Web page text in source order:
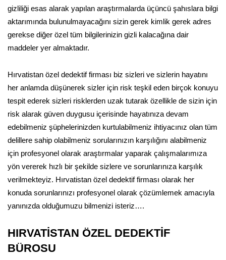
gizliliği esas alarak yapılan araştırmalarda üçüncü şahıslara bilgi
aktarımında bulunulmayacağını sizin gerek kimlik gerek adres
gerekse diğer özel tüm bilgilerinizin gizli kalacağına dair
maddeler yer almaktadır.
Hırvatistan özel dedektif firması biz sizleri ve sizlerin hayatını
her anlamda düşünerek sizler için risk teşkil eden birçok konuyu
tespit ederek sizleri risklerden uzak tutarak özellikle de sizin için
risk alarak güven duygusu içerisinde hayatınıza devam
edebilmeniz şüphelerinizden kurtulabilmeniz ihtiyacınız olan tüm
delillere sahip olabilmeniz sorularınızın karşılığını alabilmeniz
için profesyonel olarak araştırmalar yaparak çalışmalarımıza
yön vererek hızlı bir şekilde sizlere ve sorunlarınıza karşılık
verilmekteyiz. Hırvatistan özel dedektif firması olarak her
konuda sorunlarınızı profesyonel olarak çözümlemek amacıyla
yanınızda olduğumuzu bilmenizi isteriz….
HIRVATİSTAN ÖZEL DEDEKTİF
BÜROSU